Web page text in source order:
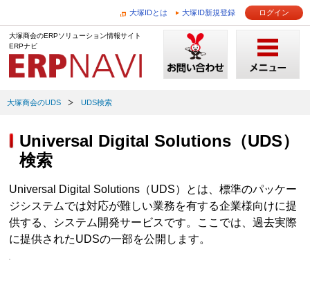
大塚IDとは 大塚ID新規登録 ログイン
大塚商会のERPソリューション情報サイト
ERPナビ
大塚商会のUDS UDS検索
Universal Digital Solutions（UDS）
検索
Universal Digital Solutions（UDS）とは、標準のパッケー
ジシステムでは対応が難しい業務を有する企業様向けに提
供する、システム開発サービスです。ここでは、過去実際
に提供されたUDSの一部を公開します。